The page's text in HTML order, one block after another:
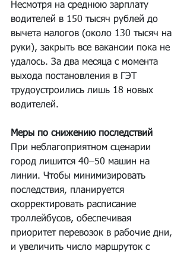
Несмотря на среднюю зарплату
водителей в 150 тысяч рублей до
вычета налогов (около 130 тысяч на
руки), закрыть все вакансии пока не
удалось. За два месяца с момента
выхода постановления в ГЭТ
трудоустроились лишь 18 новых
водителей.
Меры по снижению последствий
При неблагоприятном сценарии
город лишится 40–50 машин на
линии. Чтобы минимизировать
последствия, планируется
скорректировать расписание
троллейбусов, обеспечивая
приоритет перевозок в рабочие дни,
и увеличить число маршруток с